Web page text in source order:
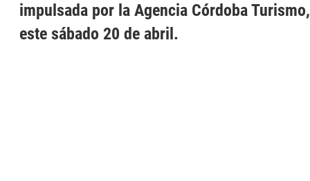
impulsada por la Agencia Córdoba
este sábado 20 de abril.